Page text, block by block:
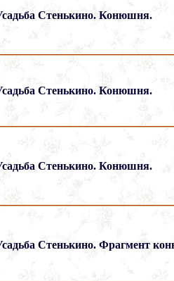
Стенькино. Конюшня.
Стенькино. Конюшня.
Стенькино. Конюшня.
Стенькино. Фрагмент